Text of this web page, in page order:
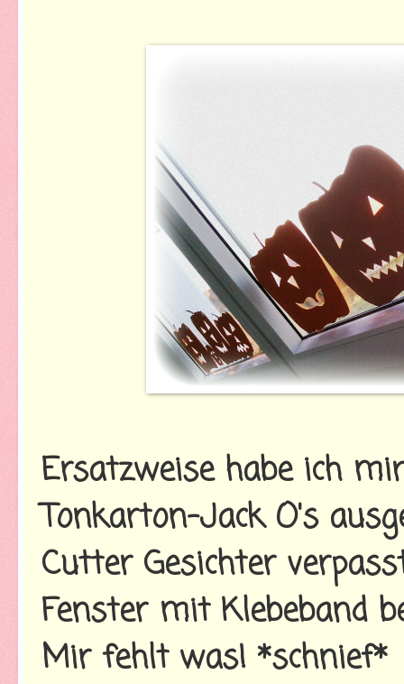
Ersatzweise habe ich
Tonkarton-Jack O's
Cutter Gesichter
Fenster mit Klebeband
Mir fehlt was! *schnief*